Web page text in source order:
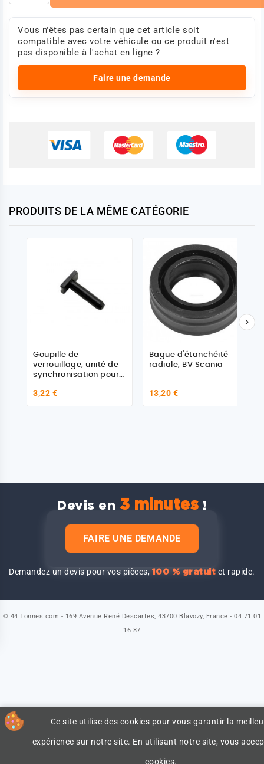
Vous n'êtes pas certain que cet article soit
compatible avec votre véhicule ou ce produit n'est
pas disponible à l'achat en ligne ?
Faire une demande
PRODUITS DE LA MÊME CATÉGORIE
Goupille de
verrouillage, unité de
synchronisation pour
3,22 €
Bague d'étanchéité
radiale, BV Scania
13,20 €

Devis en 3 minutes !
FAIRE UNE DEMANDE
Demandez un devis pour vos pièces,100 % gratuit et rapide.
Ce site utilise des cookies pour vous garantir la
expérience sur notre site. En utilisant notre site, vous
cookies.
© 44 Tonnes.com - 169 Avenue René Descartes, 43700 Blavozy, France - 04 71 01
16 87